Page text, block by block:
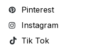
Pinterest
Instagram
Tik Tok